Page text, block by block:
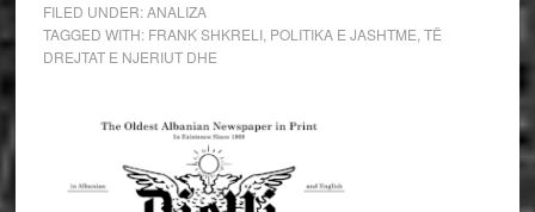
FILED UNDER:ANALIZA
TAGGED WITH: FRANK SHKRELI, POLITIKA E JASHTME TË
DREJTAT E NJERIUT DHE